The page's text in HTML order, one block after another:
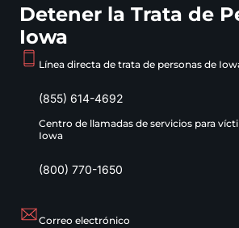
Detener la Trata de
Iowa
Línea directa de trata de personas de
(855) 614-4692
Centro de llamadas de servicios para
Iowa
(800) 770-1650
Correo electrónico